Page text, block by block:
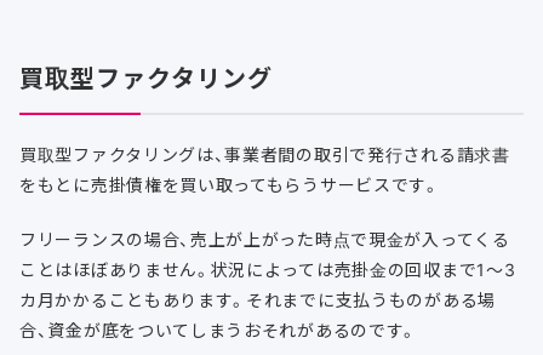
買取型ファクタリング
買取型ファクタリングは、事業者間の取引で発行される請求書
をもとに売掛債権を買い取ってもらうサービスです。
フリーランスの場合、売上が上がった時点で現金が入ってくる
ことはほぼありません。状況によっては売掛金の回収まで1～3
カ月かかることもあります。それまでに支払うものがある場
合、資金が底をついてしまうおそれがあるのです。